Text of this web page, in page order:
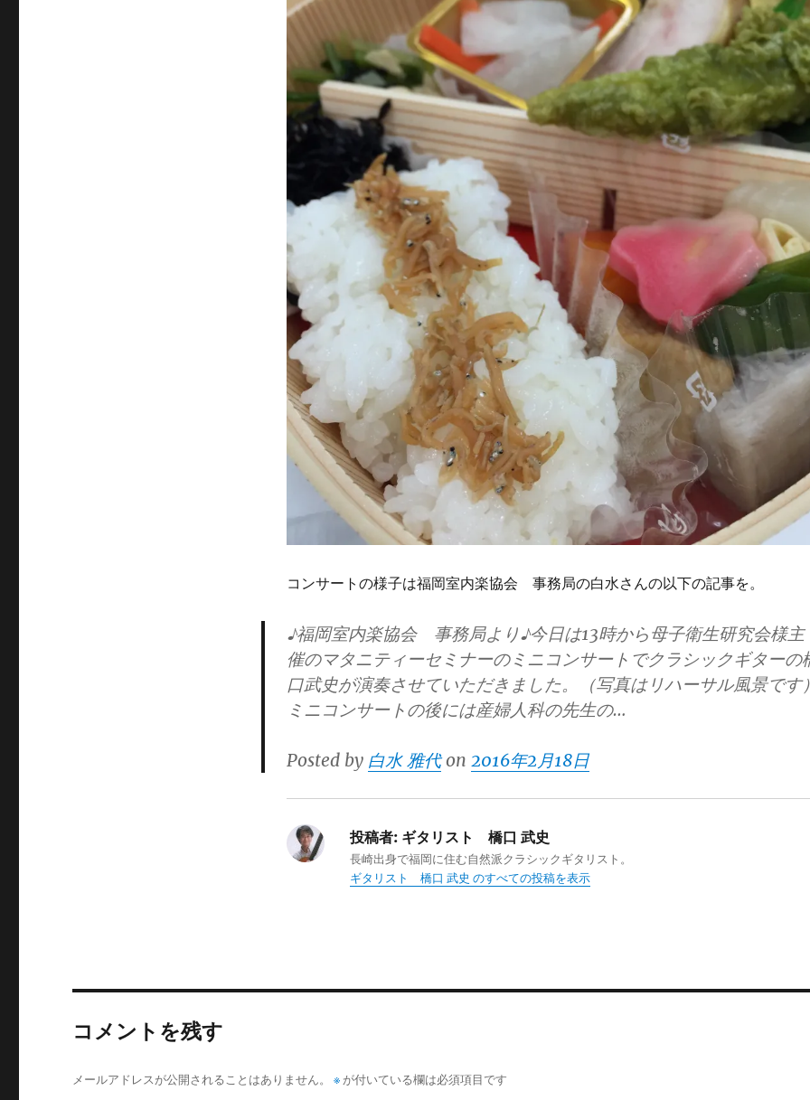
コンサートの様子は福岡室内楽協会 事務局の白水さんの以下の記事を。
♪福岡室内楽協会 事務局より♪今日は13時から母子衛生研究会様主
催のマタニティーセミナーのミニコンサートでクラシックギターの
口武史が演奏させていただきました。（写真はリハーサル風景です
ミニコンサートの後には産婦人科の先生の…
Posted by 白水 雅代on 2016年2月18日
投稿者:ギタリスト 橋口 武史
長崎出身で福岡に住む自然派クラシックギタリスト。
ギタリスト 橋口 武史 のすべての投稿を表示
コメントを残す
メールアドレスが公開されることはありません。 ※ が付いている欄は必須項目です